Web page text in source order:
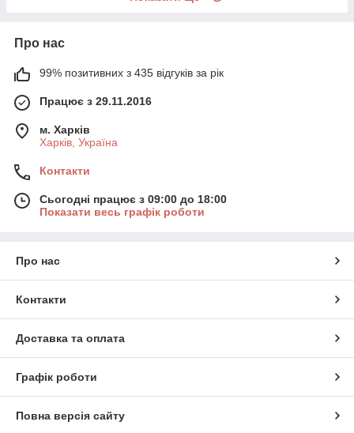
Про нас
99% позитивних з 435 відгуків за рік
Працює з 29.11.2016
м. Харків
Харків, Україна
Контакти
Сьогодні працює з 09:00 до 18:00
Показати весь графік роботи
Про нас
Контакти
Доставка та оплата
Графік роботи
Повна версія сайту